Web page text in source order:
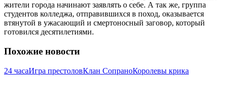
жители города начинают заявлять о себе. А так же, группа
студентов колледжа, отправившихся в поход, оказывается
втянутой в ужасающий и смертоносный заговор, который
готовился десятилетиями.
Похожие новости
24 часаИгра престоловКлан СопраноКоролевы крика